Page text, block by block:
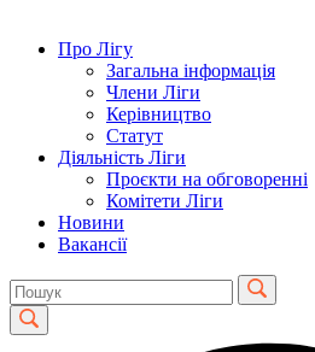
Про Лігу
Загальна інформація
Члени Ліги
Керівництво
Статут
Діяльність Ліги
Проєкти на обговоренні
Комітети Ліги
Новини
Вакансії